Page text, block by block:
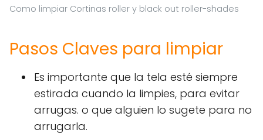
Como limpiar Cortinas roller y black out roller-shades
Pasos Claves para limpiar
Es importante que la tela esté siempre
estirada cuando la limpies, para evitar
arrugas. o que alguien lo sugete para no
arrugarla.